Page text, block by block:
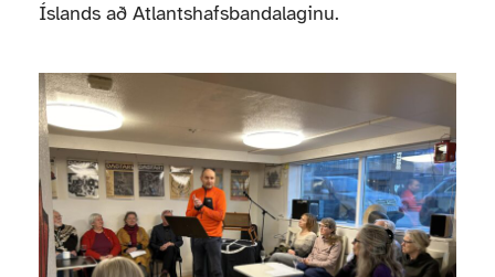
Íslands að Atlantshafsbandalaginu.